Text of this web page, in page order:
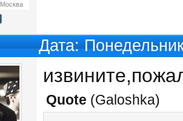
Москва
Дата:
Quote (Galoshka)